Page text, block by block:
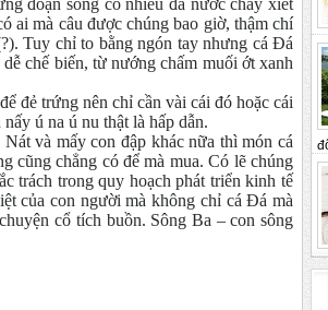
đoạn sông có nhiều đá nước chảy xiết
ai mà câu được chúng bao giờ, thậm chí
Tuy chỉ to bằng ngón tay nhưng cá Đá
chế biến, từ nướng chấm muối ớt xanh
đẻ trứng nên chỉ cần vài cái đó hoặc cái
ú na ú nu thật là hấp dẫn.
và mấy con đập khác nữa thì món cá
cũng chẳng có để mà mua. Có lẽ chúng
trách trong quy hoạch phát triển kinh tế
của con người mà không chỉ cá Đá mà
cổ tích buồn. Sông Ba – con sông